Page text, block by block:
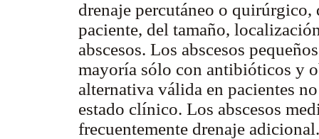
drenaje percutáneo o
paciente, del tamaño,
abscesos. Los abscesos
mayoría sólo con antibióticos y
alternativa válida en pacientes
estado clínico. Los abscesos
frecuentemente drenaje